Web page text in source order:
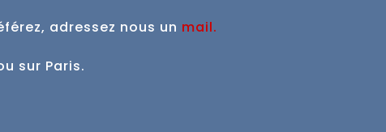
adressez nous un mail.
sur Paris.